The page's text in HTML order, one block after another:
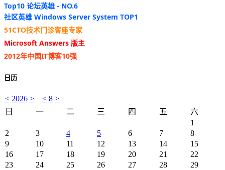
Top10 论坛英雄 - NO.6
社区英雄 Windows Server System TOP1
51CTO技术门诊客座专家
Microsoft Answers 版主
2012年中国IT博客10强
日历
< 2026 > < 8 >
日
一 二 三 四 五
六
1
2
3 4 5 6 7
8
9
10 11 12 13 14
15
16
17 18 19 20 21
22
23
24 25 26 27 28
29